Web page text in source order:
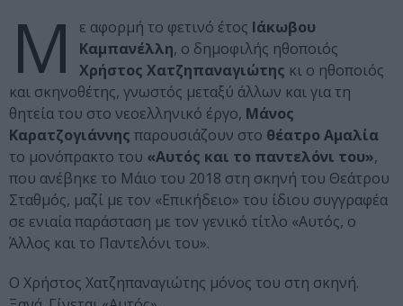
Μ ε αφορμή το φετινό έτος Ιάκωβου
Καμπανέλλη, ο δημοφιλής ηθοποιός
Χρήστος Χατζηπαναγιώτης κι ο ηθοποιός
και σκηνοθέτης, γνωστός μεταξύ άλλων και για τη
θητεία του στο νεοελληνικό έργο, Μάνος
Καρατζογιάννης παρουσιάζουν στο θέατρο Αμαλία
το μονόπρακτο του «Αυτός και το παντελόνι του»,
που ανέβηκε το Μάιο του 2018 στη σκηνή του Θεάτρου
Σταθμός, μαζί με τον «Επικήδειο» του ίδιου συγγραφέα
σε ενιαία παράσταση με τον γενικό τίτλο «Αυτός, ο
Άλλος και το Παντελόνι του».
Ο Χρήστος Χατζηπαναγιώτης μόνος του στη σκηνή.